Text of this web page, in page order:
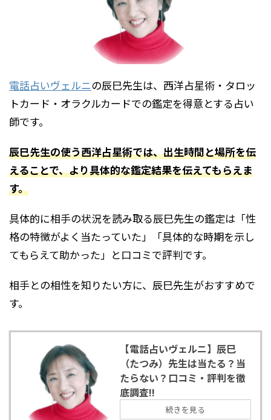
電話占いヴェルニの辰巳先生は、西洋占星術・タロッ
トカード・オラクルカードでの鑑定を得意とする占い
師です。
辰巳先生の使う西洋占星術では、出生時間と場所を伝
えることで、より具体的な鑑定結果を伝えてもらえま
す。
具体的に相手の状況を読み取る辰巳先生の鑑定は「性
格の特徴がよく当たっていた」「具体的な時期を示し
てもらえて助かった」と口コミで評判です。
相手との相性を知りたい方に、辰巳先生がおすすめで
す。
【電話占いヴェルニ】辰巳
（たつみ）先生は当たる？当
たらない？口コミ・評判を徹
底調査!!
続きを見る